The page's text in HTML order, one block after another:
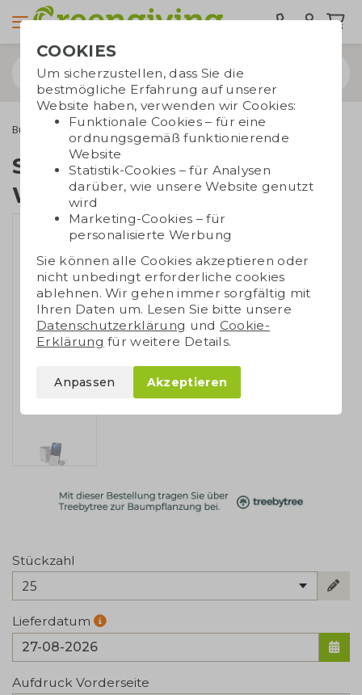
Bürobedarf Büroartikel Stiftablage Weizenstroh
Stiftablage
Weizenstroh
Stückzahl
25
Lieferdatum
Aufdruck Vorderseite
COOKIES
Um sicherzustellen, dass Sie die
bestmögliche Erfahrung auf unserer
Website haben, verwenden wir Cookies:
Funktionale Cookies – für eine
ordnungsgemäß funktionierende
Website
Statistik-Cookies – für Analysen
darüber, wie unsere Website genutzt
wird
Marketing-Cookies – für
personalisierte Werbung
Sie können alle Cookies akzeptieren oder
nicht unbedingt erforderliche cookies
ablehnen. Wir gehen immer sorgfältig mit
Ihren Daten um. Lesen Sie bitte unsere
Datenschutzerklärung und Cookie-
Erklärung für weitere Details.
Anpassen Akzeptieren